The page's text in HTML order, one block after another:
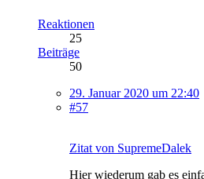
Reaktionen
25
Beiträge
50
29. Januar 2020 um 22:40
#57
Zitat von SupremeDalek
Hier wiederum gab es